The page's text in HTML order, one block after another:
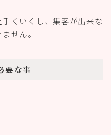
くいくし、集客が出来な
せん。
要な事